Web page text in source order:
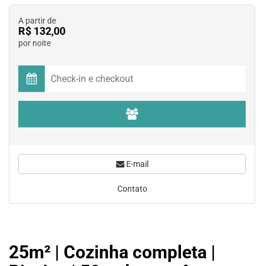
25m² | Cozinha completa |
A partir de
R$ 132,00
por noite
E-mail
Contato